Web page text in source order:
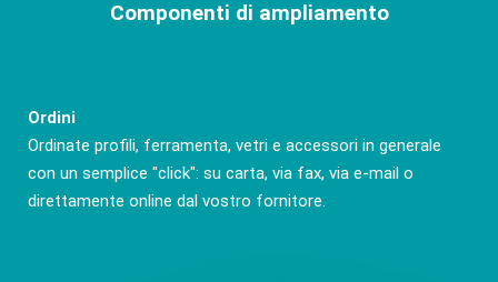
Componenti di ampliamento
Ordini
Ordinate profili, ferramenta, vetri e accessori in generale
con un semplice "click": su carta, via fax, via e-mail o
direttamente online dal vostro fornitore.